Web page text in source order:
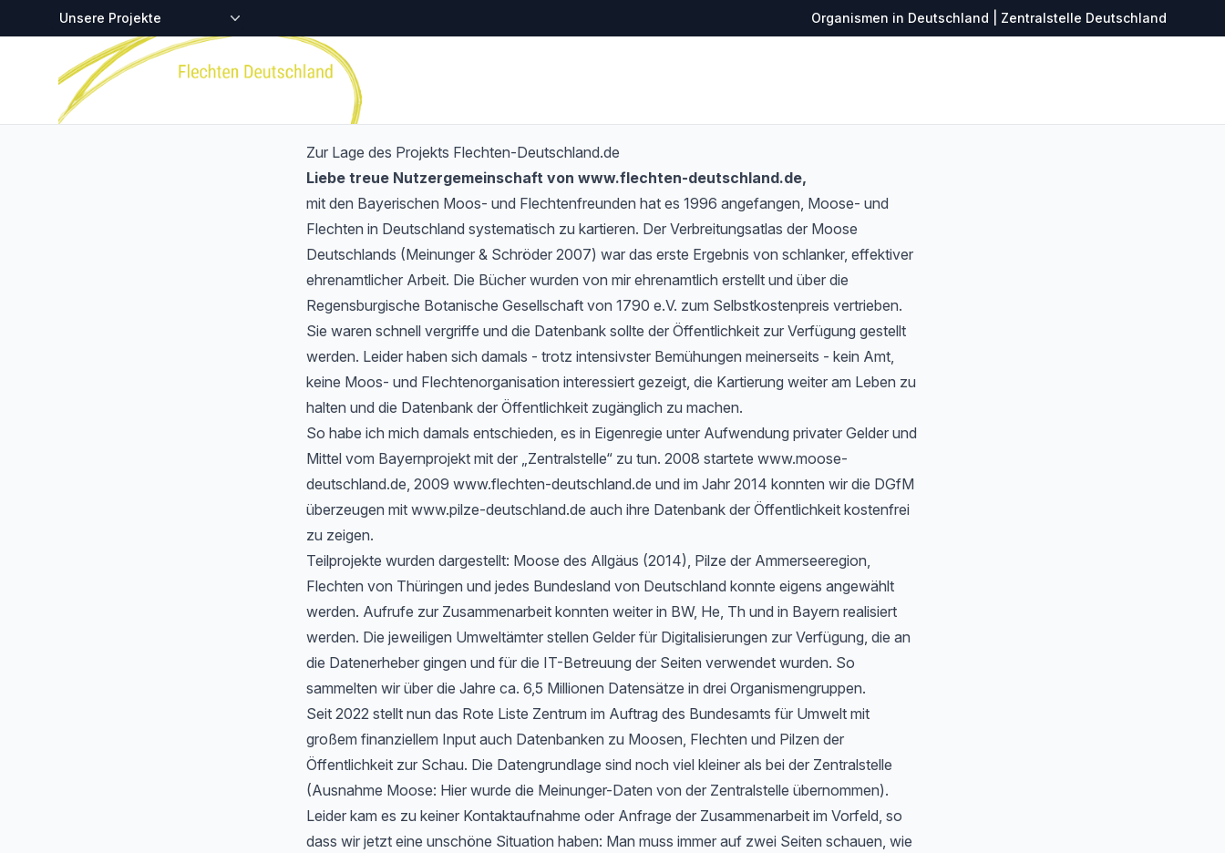
Zentralstellen-Projekte Organismen in Deutschland | Zentralstelle Deutschland
Startseite
Zur Lage des Projekts Flechten-Deutschland.de
Liebe treue Nutzergemeinschaft von www.flechten-deutschland.de,
mit den Bayerischen Moos- und Flechtenfreunden hat es 1996 angefangen, Moose- und
Flechten in Deutschland systematisch zu kartieren. Der Verbreitungsatlas der Moose
Deutschlands (Meinunger & Schröder 2007) war das erste Ergebnis von schlanker, effektiver
ehrenamtlicher Arbeit. Die Bücher wurden von mir ehrenamtlich erstellt und über die
Regensburgische Botanische Gesellschaft von 1790 e.V. zum Selbstkostenpreis vertrieben.
Sie waren schnell vergriffe und die Datenbank sollte der Öffentlichkeit zur Verfügung gestellt
werden. Leider haben sich damals - trotz intensivster Bemühungen meinerseits - kein Amt,
keine Moos- und Flechtenorganisation interessiert gezeigt, die Kartierung weiter am Leben zu
halten und die Datenbank der Öffentlichkeit zugänglich zu machen.
So habe ich mich damals entschieden, es in Eigenregie unter Aufwendung privater Gelder und
Mittel vom Bayernprojekt mit der „Zentralstelle“ zu tun. 2008 startete www.moose-
deutschland.de, 2009 www.flechten-deutschland.de und im Jahr 2014 konnten wir die DGfM
überzeugen mit www.pilze-deutschland.de auch ihre Datenbank der Öffentlichkeit kostenfrei
zu zeigen.
Teilprojekte wurden dargestellt: Moose des Allgäus (2014), Pilze der Ammerseeregion,
Flechten von Thüringen und jedes Bundesland von Deutschland konnte eigens angewählt
werden. Aufrufe zur Zusammenarbeit konnten weiter in BW, He, Th und in Bayern realisiert
werden. Die jeweiligen Umweltämter stellen Gelder für Digitalisierungen zur Verfügung, die an
die Datenerheber gingen und für die IT-Betreuung der Seiten verwendet wurden. So
sammelten wir über die Jahre ca. 6,5 Millionen Datensätze in drei Organismengruppen.
Seit 2022 stellt nun das Rote Liste Zentrum im Auftrag des Bundesamts für Umwelt mit
großem finanziellem Input auch Datenbanken zu Moosen, Flechten und Pilzen der
Öffentlichkeit zur Schau. Die Datengrundlage sind noch viel kleiner als bei der Zentralstelle
(Ausnahme Moose: Hier wurde die Meinunger-Daten von der Zentralstelle übernommen).
Leider kam es zu keiner Kontaktaufnahme oder Anfrage der Zusammenarbeit im Vorfeld, so
dass wir jetzt eine unschöne Situation haben: Man muss immer auf zwei Seiten schauen, wie